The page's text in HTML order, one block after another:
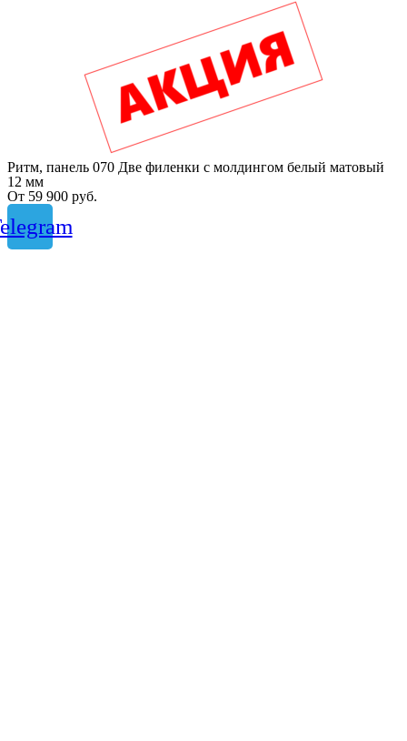
Ритм, панель 070 Две филенки с молдингом белый матовый
12 мм
От 59 900 руб.